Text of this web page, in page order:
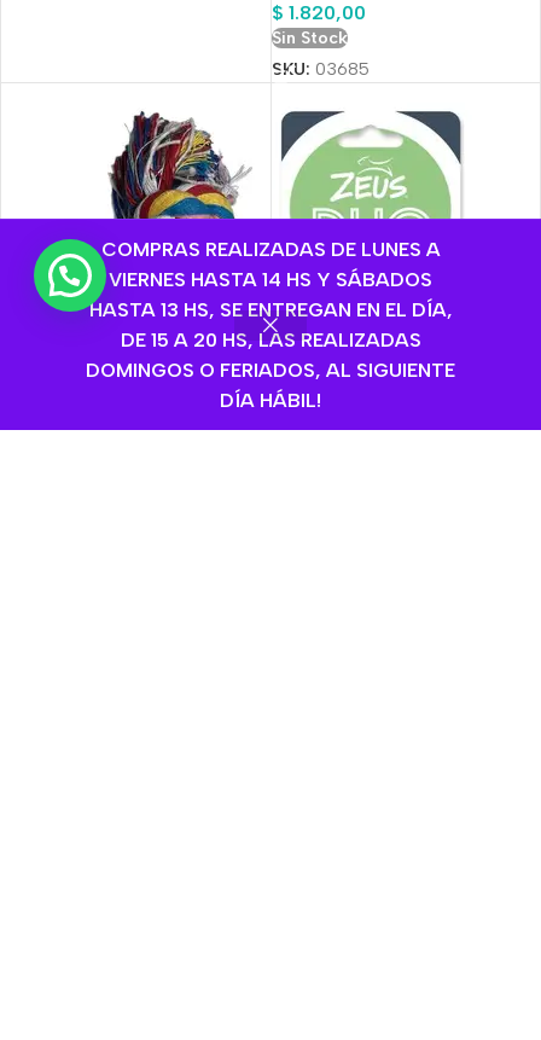
COMPRAS REALIZADAS DE LUNES A
VIERNES HASTA 14 HS Y SÁBADOS
HASTA 13 HS, SE ENTREGAN EN EL DÍA,
DE 15 A 20 HS, LAS REALIZADAS
DOMINGOS O FERIADOS, AL SIGUIENTE
DÍA HÁBIL!
$ 1.820,00
Sin Stock
SKU: 03685